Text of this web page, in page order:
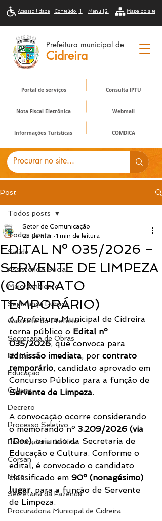
Portal de serviços Consulta IPTU
Nota Fiscal Eletrônica
Informações Turísticas COMDICA
Webmail
Acessibilidade Conteúdo [1] Menu [2] Mapa do site
Prefeitura municipal de
Cidreira
Post
Todos posts
Saúde
Assistência Social
Meio Ambiente
Segurança Pública
Gabinete do Prefeito
Secretaria de Obras
IPTU
Educação
Cultura
Decreto
Processo Seletivo
Procuradoria Jurídica
Corsan
Nota
Secretaria da Fazenda
Procuradoria Municipal de Cidreira
Todos posts
EDITAL Nº 035/2026 –
SERVENTE DE LIMPEZA
(CONTRATO
TEMPORÁRIO)
Setor de Comunicação
25 de mar. 1 min de leitura
A Prefeitura Municipal de Cidreira
torna público o Edital nº
035/2026, que convoca para
admissão imediata, por contrato
temporário, candidato aprovado em
Concurso Público para a função de
Servente de Limpeza.
A convocação ocorre considerando
o memorando nº 3.209/2026 (via
1Doc), oriundo da Secretaria de
Educação e Cultura. Conforme o
edital, é convocado o candidato
classificado em 90º (nonagésimo)
lugar, para a função de Servente
de Limpeza.